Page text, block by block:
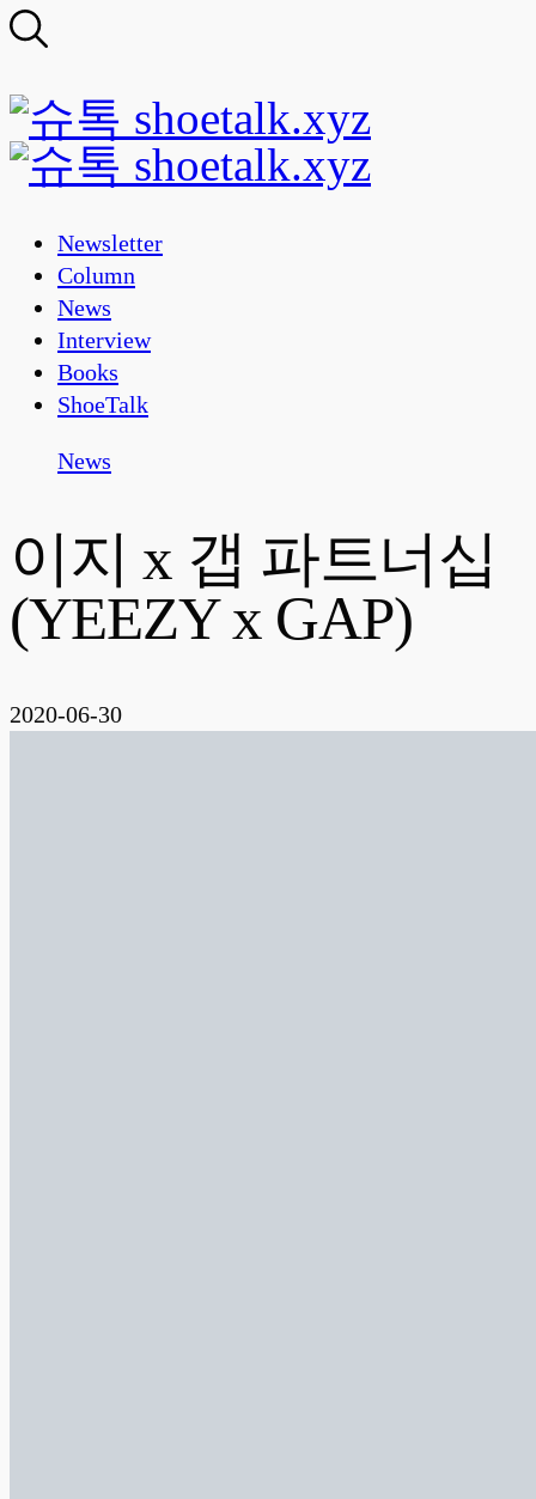
Newsletter
Column
News
Interview
Books
ShoeTalk
News
이지 x 갭 파트너십
(YEEZY x GAP)
2020-06-30